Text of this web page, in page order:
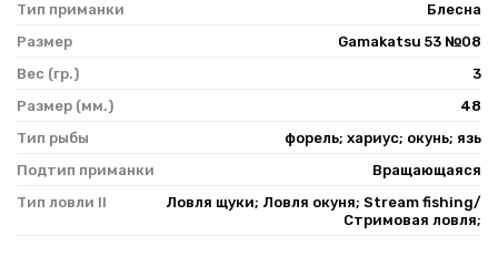
Тип приманки
Блесна
Размер
Gamakatsu 53 №08
Вес (гр.)
3
Размер (мм.)
48
Тип рыбы
форель; хариус; окунь; язь
Подтип приманки
Вращающаяся
Тип ловли II
Ловля щуки; Ловля окуня; Stream fishing/
Стримовая ловля;